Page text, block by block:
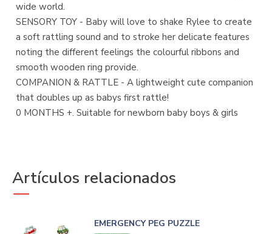
wide world.
SENSORY TOY - Baby will love to shake Rylee to create
a soft rattling sound and to stroke her delicate features
noting the different feelings the colourful ribbons and
smooth wooden ring provide.
COMPANION & RATTLE - A lightweight cute companion
that doubles up as babys first rattle!
0 MONTHS +. Suitable for newborn baby boys & girls
Artículos relacionados
EMERGENCY PEG PUZZLE